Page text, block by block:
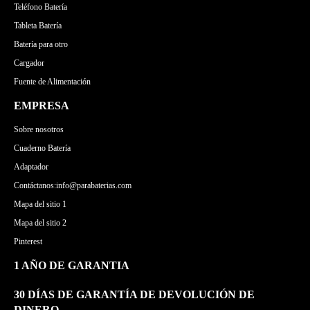
Teléfono Batería
Tableta Batería
Batería para otro
Cargador
Fuente de Alimentación
EMPRESA
Sobre nosotros
Cuaderno Batería
Adaptador
Contáctanos:info@parabaterias.com
Mapa del sitio 1
Mapa del sitio 2
Pinterest
1 AÑO DE GARANTIA
30 DÍAS DE GARANTÍA DE DEVOLUCIÓN DE